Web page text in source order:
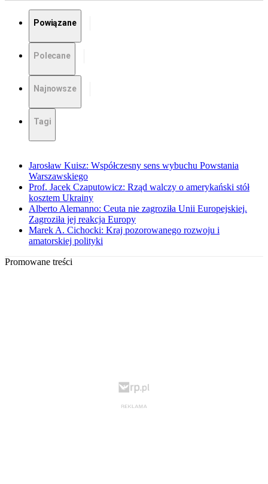
Powiązane
Polecane
Najnowsze
Tagi
Jarosław Kuisz: Współczesny sens wybuchu Powstania
Warszawskiego
Prof. Jacek Czaputowicz: Rząd walczy o amerykański stół
kosztem Ukrainy
Alberto Alemanno: Ceuta nie zagroziła Unii Europejskiej.
Zagroziła jej reakcja Europy
Marek A. Cichocki: Kraj pozorowanego rozwoju i
amatorskiej polityki
Promowane treści